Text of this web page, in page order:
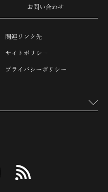
お問い合わせ
関連リンク先
サイトポリシー
プライバシーポリシー
instagram